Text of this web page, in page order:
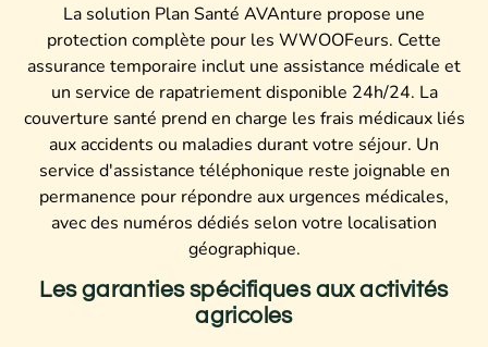
La solution Plan Santé AVAnture propose une
protection complète pour les WWOOFeurs. Cette
assurance temporaire inclut une assistance médicale et
un service de rapatriement disponible 24h/24. La
couverture santé prend en charge les frais médicaux liés
aux accidents ou maladies durant votre séjour. Un
service d'assistance téléphonique reste joignable en
permanence pour répondre aux urgences médicales,
avec des numéros dédiés selon votre localisation
géographique.
Les garanties spécifiques aux activités
agricoles